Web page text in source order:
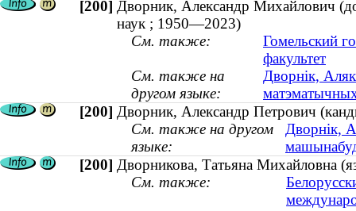
[200] Дворник, Александр Михайлович
наук ; 1950—2023)
См. также:
Гомельский
факультет
См. также на
другом языке:
Дворнік,
[200] Дворник, Александр Петрович
См. также на другом
языке:
Дворнік,
[200] Дворникова, Татьяна Михайловна
См. также: